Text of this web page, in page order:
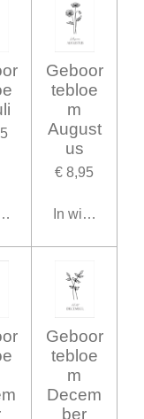
Geboor
tebloe
m
August
us
€ 8,95
In
Geboor
tebloe
m
Decem
ber